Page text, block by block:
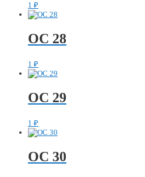
1 ₽
ОС 28
1 ₽
ОС 29
1 ₽
ОС 30